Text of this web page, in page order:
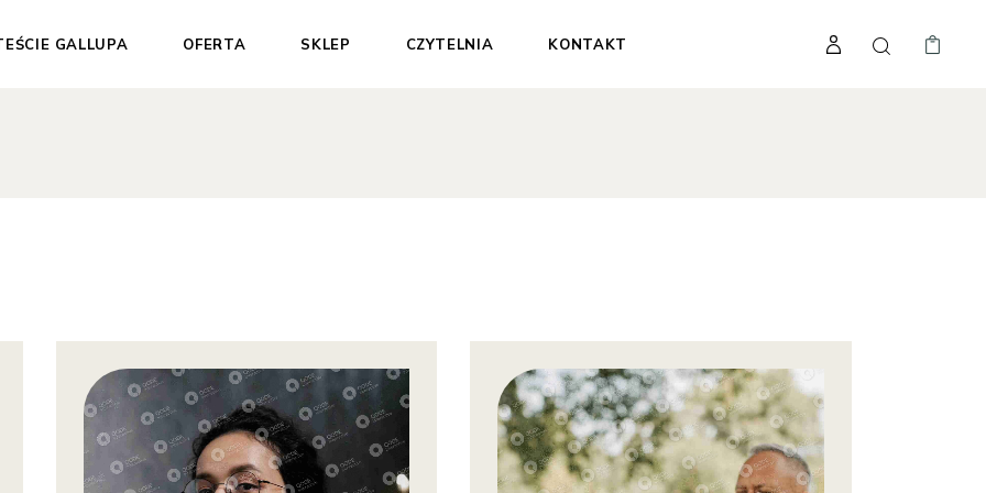
GALLUPA OFERTA SKLEP CZYTELNIA KONTAKT